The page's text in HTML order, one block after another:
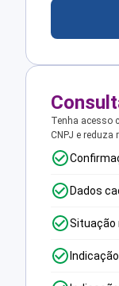
Tenha acesso
CNPJ e reduza
Dados
Situação